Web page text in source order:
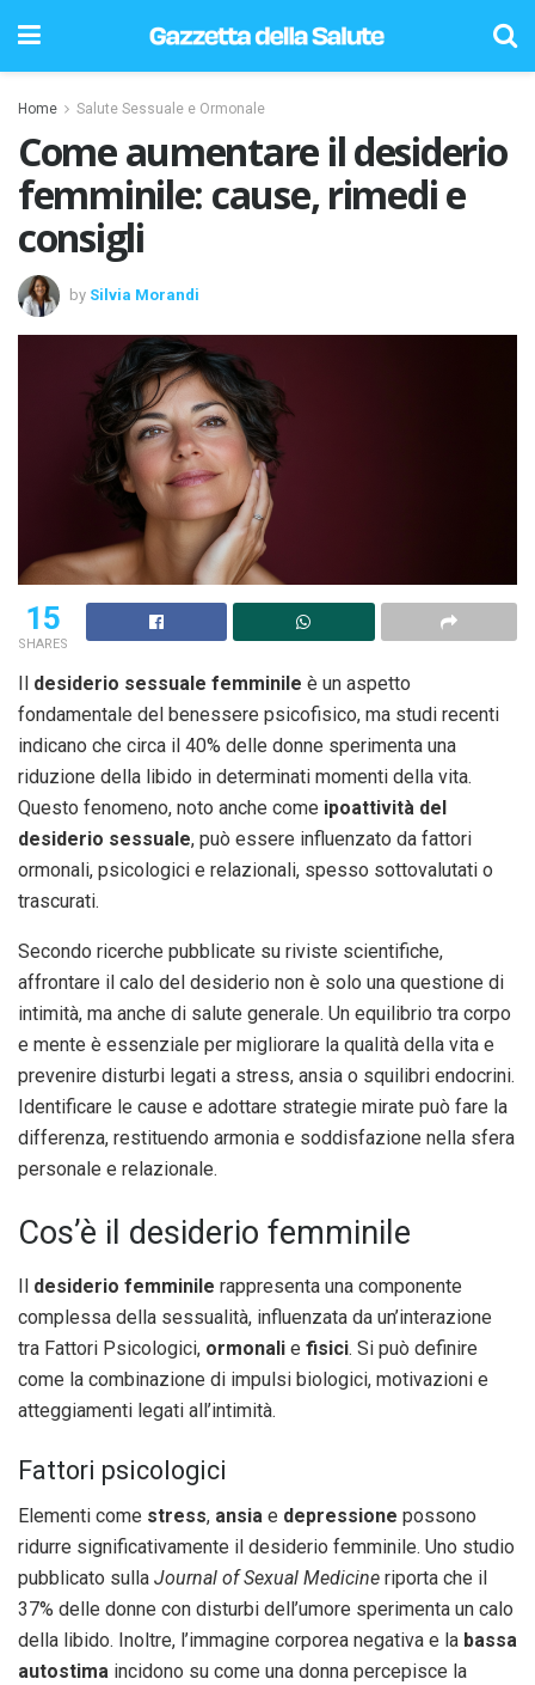
Home Salute Sessuale e Ormonale
Come aumentare il desiderio
femminile: cause, rimedi e
consigli
by Silvia Morandi
15
SHARES
Il desiderio sessuale femminile è un aspetto
fondamentale del benessere psicofisico, ma studi recenti
indicano che circa il 40% delle donne sperimenta una
riduzione della libido in determinati momenti della vita.
Questo fenomeno, noto anche come ipoattività del
desiderio sessuale, può essere influenzato da fattori
ormonali, psicologici e relazionali, spesso sottovalutati o
trascurati.
Secondo ricerche pubblicate su riviste scientifiche,
affrontare il calo del desiderio non è solo una questione di
intimità, ma anche di salute generale. Un equilibrio tra corpo
e mente è essenziale per migliorare la qualità della vita e
prevenire disturbi legati a stress, ansia o squilibri endocrini.
Identificare le cause e adottare strategie mirate può fare la
differenza, restituendo armonia e soddisfazione nella sfera
personale e relazionale.
Cos’è il desiderio femminile
Il desiderio femminile rappresenta una componente
complessa della sessualità, influenzata da un’interazione
tra Fattori Psicologici, ormonali e fisici. Si può definire
come la combinazione di impulsi biologici, motivazioni e
atteggiamenti legati all’intimità.
Fattori psicologici
Elementi come stress, ansia e depressione possono
ridurre significativamente il desiderio femminile. Uno studio
pubblicato sulla Journal of Sexual Medicine riporta che il
37% delle donne con disturbi dell’umore sperimenta un calo
della libido. Inoltre, l’immagine corporea negativa e la bassa
autostima incidono su come una donna percepisce la